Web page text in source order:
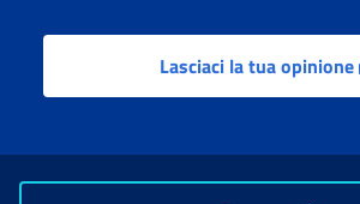
Lasciaci la tua opinione